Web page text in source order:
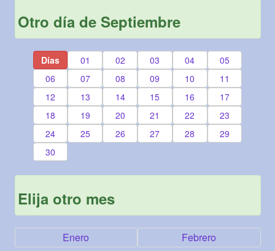
Otro día de Septiembre
Días 01 02 03 04
05
06
07 08 09 10
11
12
13 14 15 16
17
18
19 20 21 22
23
24
25 26 27 28
29
30
Elija otro mes
Enero Febrero